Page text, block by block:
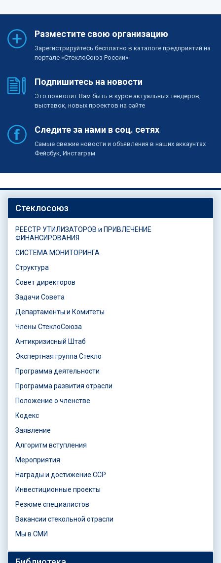
Разместите свою организацию
Зарегистрируйтесь бесплатно в каталоге предприятий на
портале «СтеклоСоюз России»
Подпишитесь на новости
Это позволит Вам быть в курсе актуальных тендеров,
выставок, новых проектов на сайте
Следите за нами в соц. сетях
Самые свежие новости и объявления в наших аккаунтах
Фейсбук, Инстаграм
Стеклосоюз
РЕЕСТР УТИЛИЗАТОРОВ и ПРИВЛЕЧЕНИЕ
ФИНАНСИРОВАНИЯ
СИСТЕМА МОНИТОРИНГА
Структура
Совет директоров
Задачи Совета
Департаменты и Комитеты
Члены СтеклоСоюза
Антикризисный Штаб
Экспертная группа Стекло
Программа деятельности
Программа развития отрасли
Положение о членстве
Кодекс
Заявление
Алгоритм вступления
Мероприятия
Награды и достижение ССР
Инвестиционные проекты
Резюме специалистов
Вакансии стекольной отрасли
Мы в СМИ